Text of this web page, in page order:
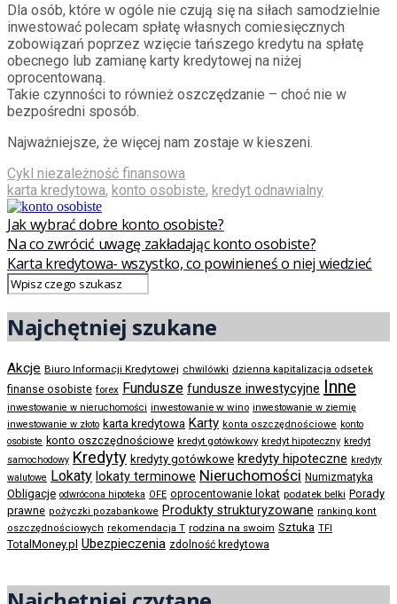
Dla osób, które w ogóle nie czują się na siłach samodzielnie
inwestować polecam spłatę własnych comiesięcznych
zobowiązań poprzez wzięcie tańszego kredytu na spłatę
obecnego lub zamianę karty kredytowej na niżej
oprocentowaną.
Takie czynności to również oszczędzanie – choć nie w
bezpośredni sposób.
Najważniejsze, że więcej nam zostaje w kieszeni.
Cykl niezależność finansowa
karta kredytowa, konto osobiste, kredyt odnawialny
Jak wybrać dobre konto osobiste?
Na co zwrócić uwagę zakładając konto osobiste?
Karta kredytowa- wszystko, co powinieneś o niej wiedzieć
Najchętniej szukane
Akcje Biuro Informacji Kredytowej chwilówki dzienna kapitalizacja odsetek
finanse osobiste forex Fundusze fundusze inwestycyjne Inne
inwestowanie w nieruchomości inwestowanie w wino inwestowanie w ziemię
inwestowanie w złoto karta kredytowa Karty konta oszczędnościowe konto
osobiste konto oszczędnościowe kredyt gotówkowy kredyt hipoteczny kredyt
samochodowy Kredyty kredyty gotówkowe kredyty hipoteczne kredyty
walutowe Lokaty lokaty terminowe Nieruchomości Numizmatyka
Obligacje odwrócona hipoteka OFE oprocentowanie lokat podatek belki Porady
prawne pożyczki pozabankowe Produkty strukturyzowane ranking kont
oszczędnościowych rekomendacja T rodzina na swoim Sztuka TFI
TotalMoney.pl Ubezpieczenia zdolność kredytowa